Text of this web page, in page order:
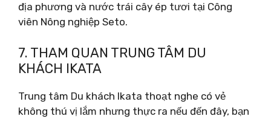
địa phương và nước trái cây ép tươi tại Công
viên Nông nghiệp Seto.
7. THAM QUAN TRUNG TÂM DU
KHÁCH IKATA
Trung tâm Du khách Ikata thoạt nghe có vẻ
không thú vị lắm nhưng thực ra nếu đến đây, bạn